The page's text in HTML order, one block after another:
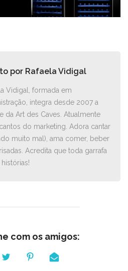
por Rafaela Vidigal
Vidigal, formada em
integra desde 2007 a
da Art des Caves. Atualmente
do marketing. Adora cantar
muito mal), ama comer, beber
Acredita que toda garrafa
com os amigos: